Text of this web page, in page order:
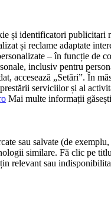
identificatori
și reclame adaptate
– în funcție de
inclusiv pentru
accesează „Setări”. În
serviciilor și al
Mai multe informații
sau salvate (de
similare. Fă clic pe
relevant sau